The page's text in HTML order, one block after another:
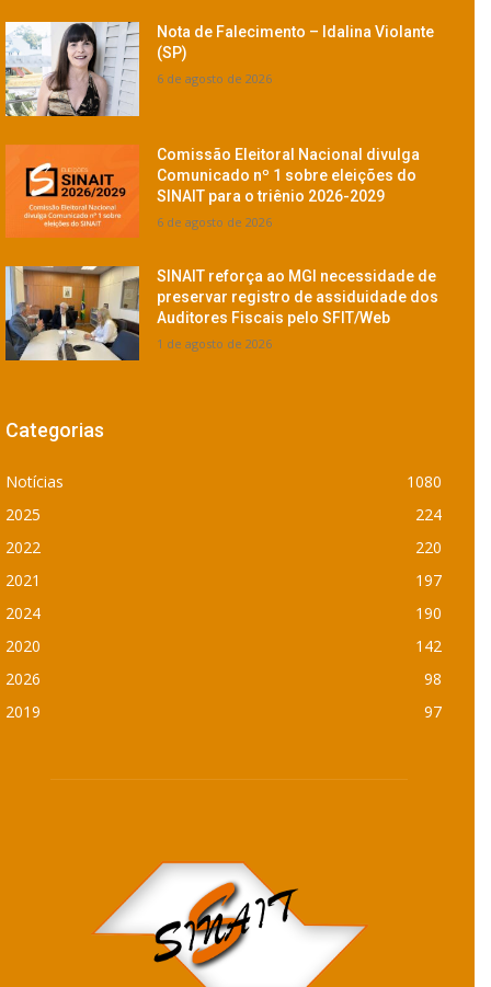
Nota de Falecimento – Idalina Violante
(SP)
6 de agosto de 2026
Comissão Eleitoral Nacional divulga
Comunicado nº 1 sobre eleições do
SINAIT para o triênio 2026-2029
6 de agosto de 2026
SINAIT reforça ao MGI necessidade de
preservar registro de assiduidade dos
Auditores Fiscais pelo SFIT/Web
1 de agosto de 2026
Categorias
Notícias
1080
2025
224
2022
220
2021
197
2024
190
2020
142
2026
98
2019
97